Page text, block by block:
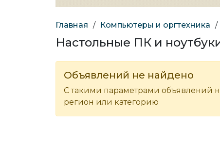
Главная / Компьютеры и оргтехника /
Настольные ПК и
Объявлений не найдено
С такими параметрами объявлений
регион или категорию